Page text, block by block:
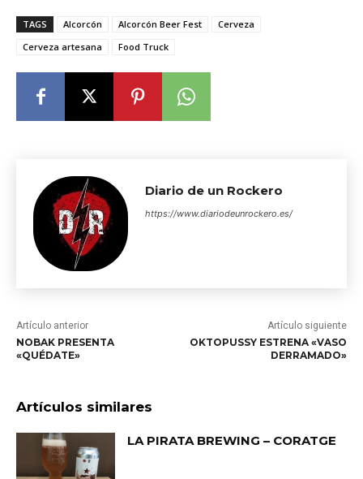
TAGS Alcorcón Alcorcón Beer Fest
Cerveza
Cerveza artesana
Food Truck
Diario de un Rockero
https://www.diariodeunrockero.es/
Artículo anterior
NOBAK PRESENTA
«QUÉDATE»
Artículo siguiente
OKTOPUSSY ESTRENA «VASO
DERRAMADO»
Artículos similares
LA PIRATA BREWING – CORATGE